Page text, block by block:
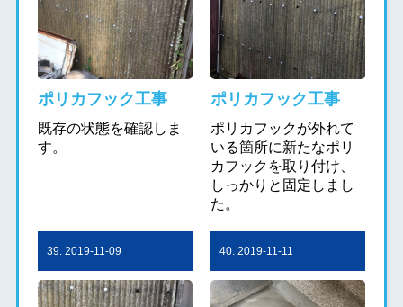
ポリカフック工事
既存の状態を確認しま
す。
ポリカフック工事
ポリカフックが外れて
いる箇所に新たなポリ
カフックを取り付け、
しっかりと固定しまし
た。
39. 2019-11-09 40. 2019-11-11